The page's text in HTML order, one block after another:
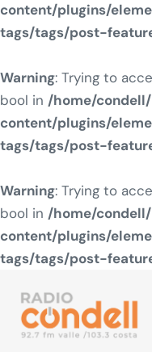
content/plugins/
tags/tags/post-
Warning: Trying to
bool in /home/
content/plugins/
tags/tags/post-
Warning: Trying to
bool in /home/
content/plugins/
tags/tags/post-